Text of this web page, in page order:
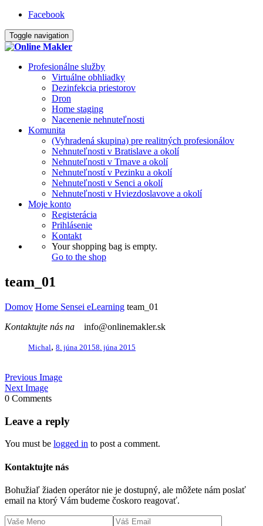
Facebook
Toggle navigation
Profesionálne služby
Virtuálne obhliadky
Dezinfekcia priestorov
Dron
Home staging
Nacenenie nehnuteľnosti
Komunita
(Vyhradená skupina) pre realitných profesionálov
Nehnuteľnosti v Bratislave a okolí
Nehnuteľnosti v Trnave a okolí
Nehnuteľností v Pezinku a okolí
Nehnuteľnosti v Senci a okolí
Nehnuteľnosti v Hviezdoslavove a okolí
Moje konto
Registerácia
Prihlásenie
Kontakt
Your shopping bag is empty.
Go to the shop
team_01
Domov Home Sensei eLearning team_01
Kontaktujte nás na
info@onlinemakler.sk
Michal, 8. júna 20158. júna 2015
Previous Image
Next Image
0 Comments
Leave a reply
You must be logged in to post a comment.
Kontaktujte nás
Bohužiaľ žiaden operátor nie je dostupný, ale môžete nám poslať
email na ktorý Vám budeme čoskoro reagovať.